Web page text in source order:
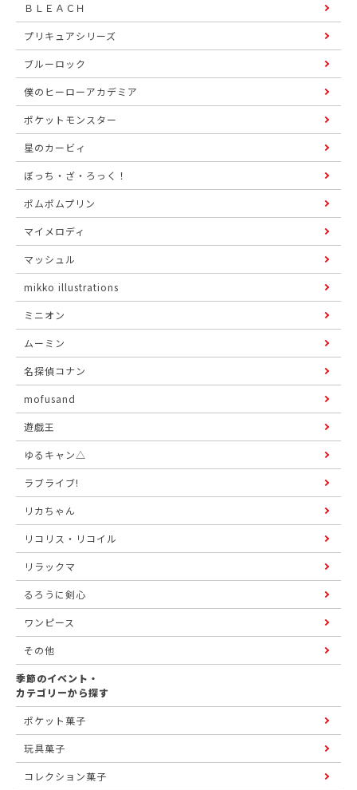
ＢＬＥＡＣＨ
プリキュアシリーズ
ブルーロック
僕のヒーローアカデミア
ポケットモンスター
星のカービィ
ぼっち・ざ・ろっく！
ポムポムプリン
マイメロディ
マッシュル
mikko illustrations
ミニオン
ムーミン
名探偵コナン
mofusand
遊戯王
ゆるキャン△
ラブライブ!
リカちゃん
リコリス・リコイル
リラックマ
るろうに剣心
ワンピース
その他
季節のイベント・
カテゴリーから探す
ポケット菓子
玩具菓子
コレクション菓子